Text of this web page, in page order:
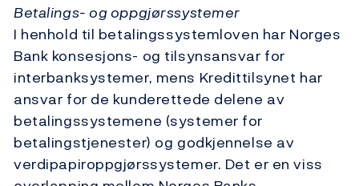
Betalings- og oppgjørssystemer
I henhold til betalingssystemloven har Norges
Bank konsesjons- og tilsynsansvar for
interbanksystemer, mens Kredittilsynet har
ansvar for de kunderettede delene av
betalingssystemene (systemer for
betalingstjenester) og godkjennelse av
verdipapiroppgjørssystemer. Det er en viss